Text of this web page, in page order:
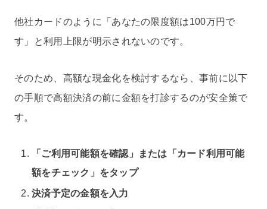
他社カードのように「あなたの限度額は100万円で
す」と利用上限が明示されないのです。
そのため、高額な現金化を検討するなら、事前に以下
の手順で高額決済の前に金額を打診するのが安全策で
す。
「ご利用可能額を確認」または「カード利用可能
額をチェック」をタップ
決済予定の金額を入力